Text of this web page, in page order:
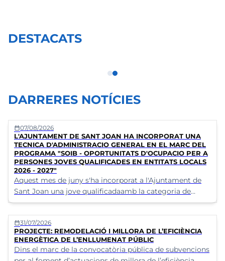
DESTACATS
DARRERES NOTÍCIES
calendar_today07/08/2026
L'AJUNTAMENT DE SANT JOAN HA INCORPORAT UNA
TECNICA D'ADMINISTRACIO GENERAL EN EL MARC DEL
PROGRAMA "SOIB - OPORTUNITATS D'OCUPACIO PER A
PERSONES JOVES QUALIFICADES EN ENTITATS LOCALS
2026 - 2027"
Aquest mes de juny s'ha incorporat a l'Ajuntament de
Sant Joan una jove qualificadaamb la categoria de
tècnica d'administració general, la qual ha estat
contractada
calendar_today31/07/2026
PROJECTE: REMODELACIÓ I MILLORA DE L’EFICIÈNCIA
ENERGÈTICA DE L’ENLLUMENAT PÚBLIC
Dins el marc de la convocatòria pública de subvencions